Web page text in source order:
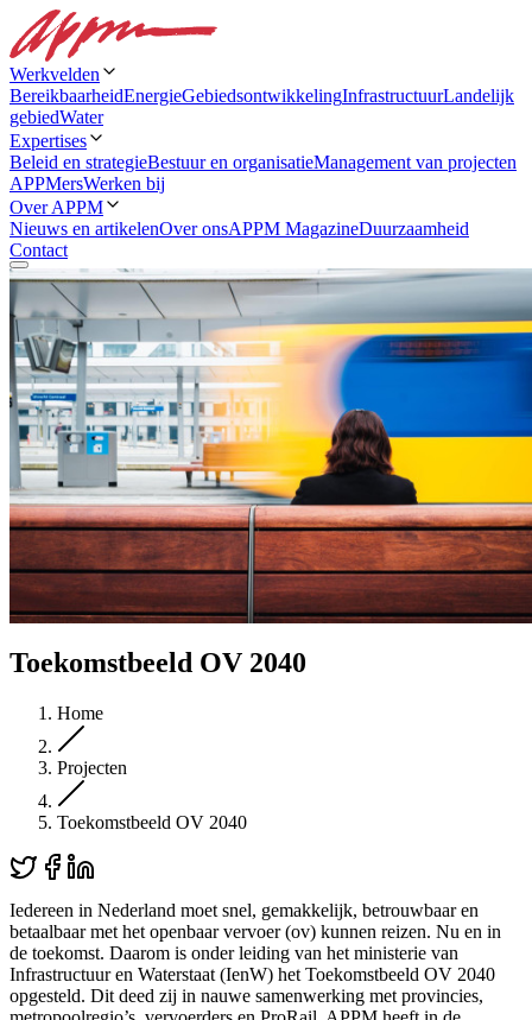
Werkvelden
BereikbaarheidEnergieGebiedsontwikkelingInfrastructuurLandelijk
gebiedWater
Expertises
Beleid en strategieBestuur en organisatieManagement van projecten
APPMersWerken bij
Over APPM
Nieuws en artikelenOver onsAPPM MagazineDuurzaamheid
Contact
Toekomstbeeld OV 2040
Home
Projecten
Toekomstbeeld OV 2040
Iedereen in Nederland moet snel, gemakkelijk, betrouwbaar en
betaalbaar met het openbaar vervoer (ov) kunnen reizen. Nu en in
de toekomst. Daarom is onder leiding van het ministerie van
Infrastructuur en Waterstaat (IenW) het Toekomstbeeld OV 2040
opgesteld. Dit deed zij in nauwe samenwerking met provincies,